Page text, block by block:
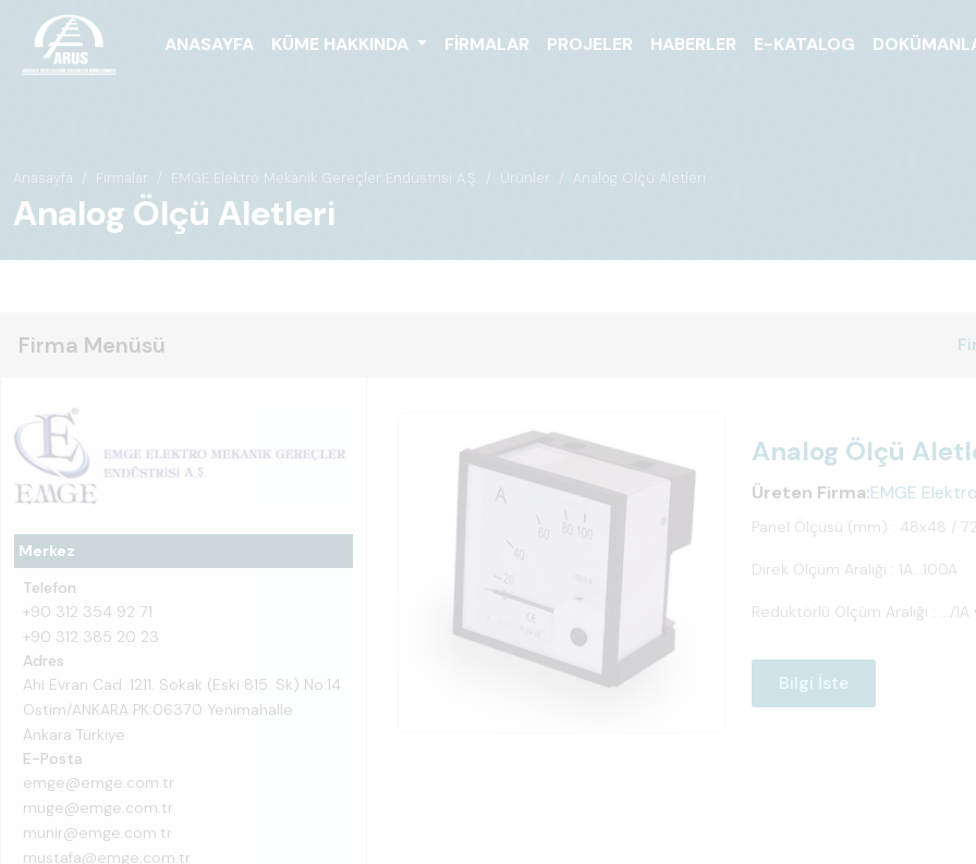
ANASAYFA KÜME HAKKINDA FIRMALAR PROJELER HABERLER E-KATALOG
Anasayfa Firmalar EMGE Elektro Mekanik Gereçler Endüstrisi A.Ş. Ürünler Analog Ölçü Aletleri
Analog Ölçü Aletleri
Firma Menüsü
Merkez
Telefon
+90 312 354 92 71
+90 312 385 20 23
Adres
Ahi Evran Cad. 1211. Sokak (Eski 815. Sk) No:14
Ostim/ANKARA PK:06370 Yenimahalle
Ankara Türkiye
E-Posta
emge@emge.com.tr
muge@emge.com.tr
munir@emge.com.tr
mustafa@emge.com.tr
Analog Ölçü
Üreten Firma:EMGE
Panel Ölçüsü (mm) : 48x48 /
Direk Ölçüm Aralığı : 1A...100A
Redüktörlü Ölçüm Aralığı : .../1A
Bilgi İste